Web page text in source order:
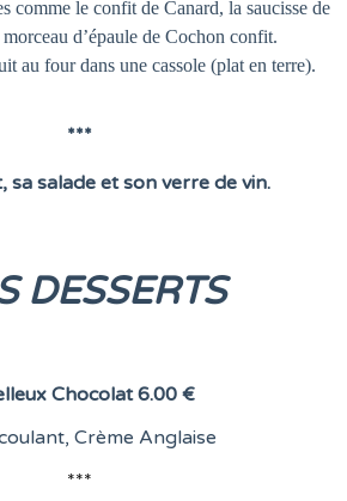
comme le confit de Canard, la saucisse de
d’épaule de Cochon confit.
au four dans une cassole (plat en terre).
***
sa salade et son verre de vin.
DESSERTS
Chocolat 6.00 €
Crème Anglaise
***